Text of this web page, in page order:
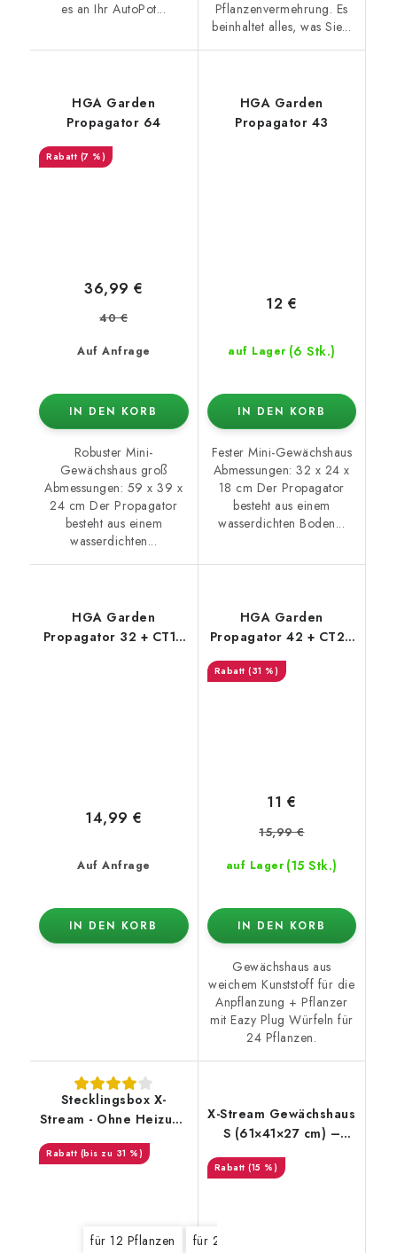
es an Ihr AutoPot...
Pflanzenvermehrung. Es
beinhaltet alles, was Sie...
HGA Garden
Propagator 64
(7 %)
Auf Anfrage
36,99 €
40 €
IN DEN KORB
Robuster Mini-
Gewächshaus groß
Abmessungen: 59 x 39 x
24 cm Der Propagator
besteht aus einem
wasserdichten...
HGA Garden
Propagator 43
auf Lager (6 Stk.)
12 €
IN DEN KORB
Fester Mini-Gewächshaus
Abmessungen: 32 x 24 x
18 cm Der Propagator
besteht aus einem
wasserdichten Boden...
HGA Garden
Propagator 32 + CT12
Auf Anfrage
14,99 €
IN DEN KORB
HGA Garden
Propagator 42 + CT24
Tray + Eazy Plug (für
24 Pflanzen)
(31 %)
auf Lager (15 Stk.)
11 €
15,99 €
IN DEN KORB
Gewächshaus aus
weichem Kunststoff für die
Anpflanzung + Pflanzer
mit Eazy Plug Würfeln für
24 Pflanzen.
Stecklingsbox X-
Stream - Ohne Heizung
(bis zu 31 %)
für 12 Pflanzen für 20 Pflanzen
X-Stream Gewächshaus
S (61×41×27 cm) –
(15 %)